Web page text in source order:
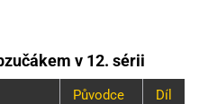
v 12. sérii
Původce Díl